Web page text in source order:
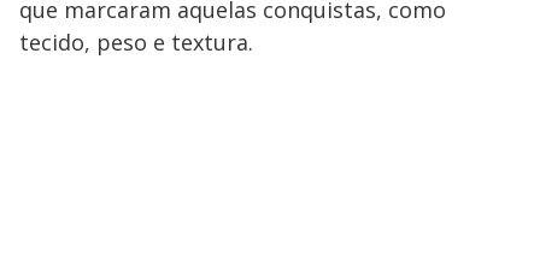
que marcaram aquelas conquistas, como
tecido, peso e textura.